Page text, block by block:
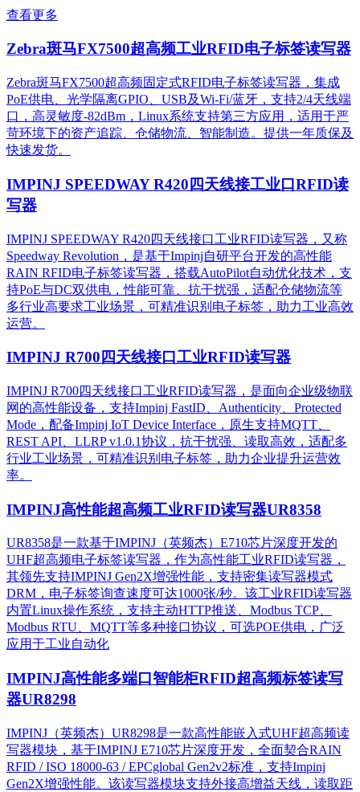
查看更多
Zebra斑马FX7500超高频工业RFID电子标签读写器
Zebra斑马FX7500超高频固定式RFID电子标签读写器，集成
PoE供电、光学隔离GPIO、USB及Wi-Fi/蓝牙，支持2/4天线端
口，高灵敏度-82dBm，Linux系统支持第三方应用，适用于严
苛环境下的资产追踪、仓储物流、智能制造。提供一年质保及
快速发货。
IMPINJ SPEEDWAY R420四天线接工业口RFID读
写器
IMPINJ SPEEDWAY R420四天线接口工业RFID读写器，又称
Speedway Revolution，是基于Impinj自研平台开发的高性能
RAIN RFID电子标签读写器，搭载AutoPilot自动优化技术，支
持PoE与DC双供电，性能可靠、抗干扰强，适配仓储物流等
多行业高要求工业场景，可精准识别电子标签，助力工业高效
运营。​
IMPINJ R700四天线接口工业RFID读写器
IMPINJ R700四天线接口工业RFID读写器，是面向企业级物联
网的高性能设备，支持Impinj FastID、Authenticity、Protected
Mode，配备Impinj IoT Device Interface，原生支持MQTT、
REST API、LLRP v1.0.1协议，抗干扰强、读取高效，适配多
行业工业场景，可精准识别电子标签，助力企业提升运营效
率。
IMPINJ高性能超高频工业RFID读写器UR8358
UR8358是一款基于IMPINJ（英频杰）E710芯片深度开发的
UHF超高频电子标签读写器，作为高性能工业RFID读写器，
其领先支持IMPINJ Gen2X增强性能，支持密集读写器模式
DRM，电子标签询查速度可达1000张/秒。该工业RFID读写器
内置Linux操作系统，支持主动HTTP推送、Modbus TCP、
Modbus RTU、MQTT等多种接口协议，可选POE供电，广泛
应用于工业自动化
IMPINJ高性能多端口智能柜RFID超高频标签读写
器UR8298
IMPINJ（英频杰）UR8298是一款高性能嵌入式UHF超高频读
写器模块，基于IMPINJ E710芯片深度开发，全面契合RAIN
RFID / ISO 18000-63 / EPCglobal Gen2v2标准，支持Impinj
Gen2X增强性能。该读写器模块支持外接高增益天线，读取距